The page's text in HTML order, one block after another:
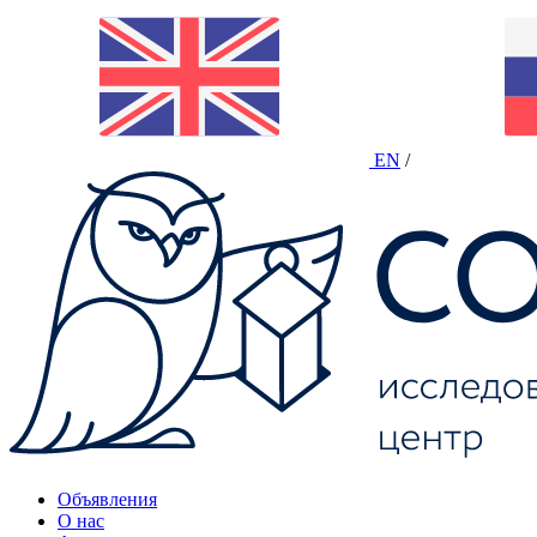
EN /
Объявления
О нас